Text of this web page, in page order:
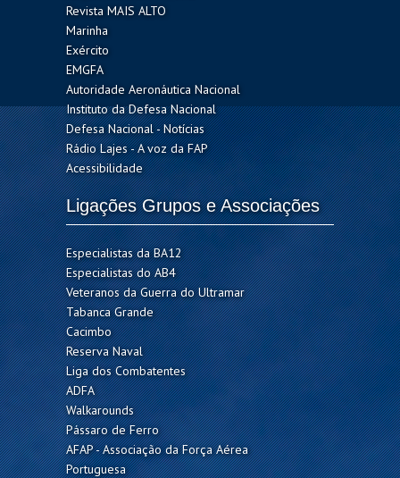
Revista MAIS ALTO
Marinha
Exército
EMGFA
Autoridade Aeronáutica Nacional
Instituto da Defesa Nacional
Defesa Nacional - Notícias
Rádio Lajes - A voz da FAP
Acessibilidade
Ligações Grupos e Associações
Especialistas da BA12
Especialistas do AB4
Veteranos da Guerra do Ultramar
Tabanca Grande
Cacimbo
Reserva Naval
Liga dos Combatentes
ADFA
Walkarounds
Pássaro de Ferro
AFAP - Associação da Força Aérea
Portuguesa